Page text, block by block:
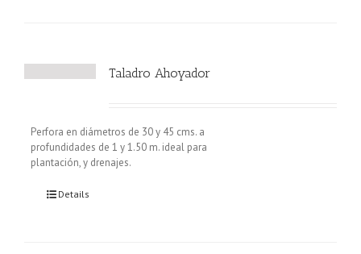
Taladro Ahoyador
Perfora en diámetros de 30 y 45 cms. a
profundidades de 1 y 1.50 m. ideal para
plantación, y drenajes.
Details